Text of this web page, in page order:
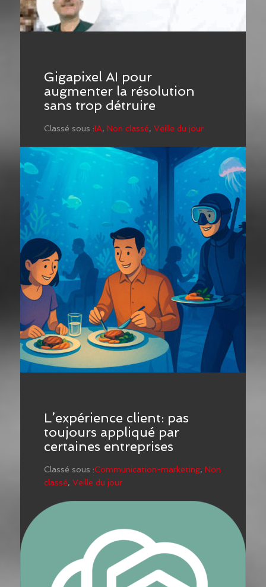
Gigapixel AI pour
augmenter la résolution
sans trop détruire
Classé sous :IA, Non classé, Veille du jour
L’expérience client: pas
toujours appliqué par
certaines entreprises
Classé sous :Communication-marketing, Non
classé, Veille du jour